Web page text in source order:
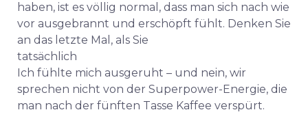
haben, ist es völlig normal, dass man sich nach wie
vor ausgebrannt und erschöpft fühlt. Denken Sie
an das letzte Mal, als Sie
tatsächlich
Ich fühlte mich ausgeruht – und nein, wir
sprechen nicht von der Superpower-Energie, die
man nach der fünften Tasse Kaffee verspürt.